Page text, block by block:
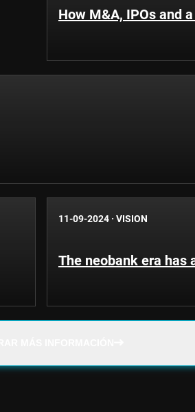
How M&A, IPOs and
11-09-2024 · VISION
The neobank era has